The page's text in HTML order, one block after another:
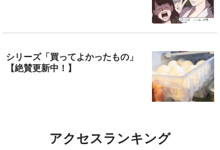
シリーズ「買ってよかったもの」
【絶賛更新中！】
アクセスランキング